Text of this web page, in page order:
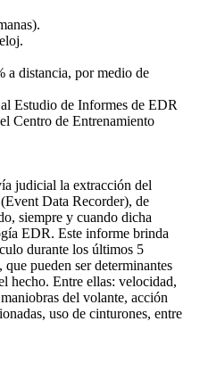
a distancia, por medio de
Estudio de Informes de EDR
Centro de Entrenamiento
judicial la extracción del
Data Recorder), de
siempre y cuando dicha
EDR. Este informe brinda
durante los últimos 5
pueden ser determinantes
hecho. Entre ellas: velocidad,
del volante, acción
uso de cinturones, entre